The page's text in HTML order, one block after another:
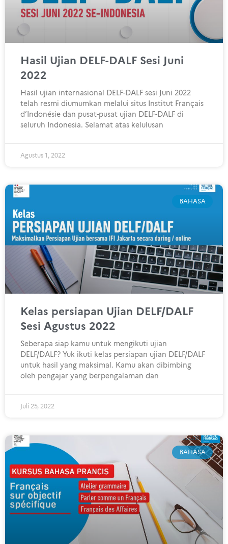
Hasil Ujian DELF-DALF Sesi Juni
2022
Hasil ujian internasional DELF-DALF sesi Juni 2022
telah resmi diumumkan melalui situs Institut Français
d’Indonésie dan pusat-pusat ujian DELF-DALF di
seluruh Indonesia. Selamat atas kelulusan
Agustus 1, 2022
BAHASA
Kelas persiapan Ujian DELF/DALF
Sesi Agustus 2022
Seberapa siap kamu untuk mengikuti ujian
DELF/DALF? Yuk ikuti kelas persiapan ujian DELF/DALF
untuk hasil yang maksimal. Kamu akan dibimbing
oleh pengajar yang berpengalaman dan
Juli 25, 2022
BAHASA